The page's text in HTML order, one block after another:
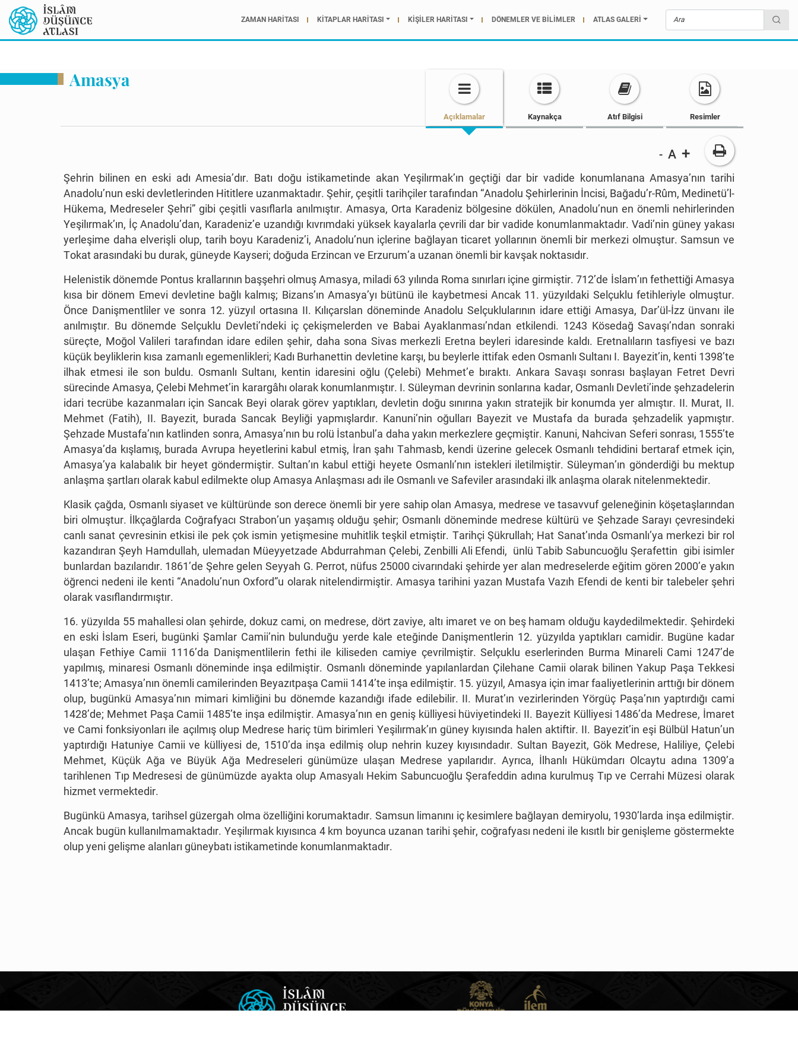
ZAMAN HARİTASI KİTAPLAR HARİTASI KİŞİLER HARİTASI DÖNEMLER VE BİLİMLER ATLAS GALERİ
Amasya
Açıklamalar Kaynakça Atıf Bilgisi Resimler
- A +
Şehrin bilinen en eski adı Amesia’dır. Batı doğu istikametinde akan Yeşilırmak’ın geçtiği dar bir vadide konumlanana Amasya’nın tarihi
Anadolu’nun eski devletlerinden Hititlere uzanmaktadır. Şehir, çeşitli tarihçiler tarafından “Anadolu Şehirlerinin İncisi, Bağadu’r-Rûm, Medinetü’l-
Hükema, Medreseler Şehri” gibi çeşitli vasıflarla anılmıştır. Amasya, Orta Karadeniz bölgesine dökülen, Anadolu’nun en önemli nehirlerinden
Yeşilırmak’ın, İç Anadolu’dan, Karadeniz’e uzandığı kıvrımdaki yüksek kayalarla çevrili dar bir vadide konumlanmaktadır. Vadi’nin güney yakası
yerleşime daha elverişli olup, tarih boyu Karadeniz’i, Anadolu’nun içlerine bağlayan ticaret yollarının önemli bir merkezi olmuştur. Samsun ve
Tokat arasındaki bu durak, güneyde Kayseri; doğuda Erzincan ve Erzurum’a uzanan önemli bir kavşak noktasıdır.
Helenistik dönemde Pontus krallarının başşehri olmuş Amasya, miladi 63 yılında Roma sınırları içine girmiştir. 712’de İslam’ın fethettiği Amasya
kısa bir dönem Emevi devletine bağlı kalmış; Bizans’ın Amasya’yı bütünü ile kaybetmesi Ancak 11. yüzyıldaki Selçuklu fetihleriyle olmuştur.
Önce Danişmentliler ve sonra 12. yüzyıl ortasına II. Kılıçarslan döneminde Anadolu Selçuklularının idare ettiği Amasya, Dar’ül-İzz ünvanı ile
anılmıştır. Bu dönemde Selçuklu Devleti’ndeki iç çekişmelerden ve Babai Ayaklanması’ndan etkilendi. 1243 Kösedağ Savaşı’ndan sonraki
süreçte, Moğol Valileri tarafından idare edilen şehir, daha sona Sivas merkezli Eretna beyleri idaresinde kaldı. Eretnalıların tasfiyesi ve bazı
küçük beyliklerin kısa zamanlı egemenlikleri; Kadı Burhanettin devletine karşı, bu beylerle ittifak eden Osmanlı Sultanı I. Bayezit’in, kenti 1398’te
ilhak etmesi ile son buldu. Osmanlı Sultanı, kentin idaresini oğlu (Çelebi) Mehmet’e bıraktı. Ankara Savaşı sonrası başlayan Fetret Devri
sürecinde Amasya, Çelebi Mehmet’in karargâhı olarak konumlanmıştır. I. Süleyman devrinin sonlarına kadar, Osmanlı Devleti’inde şehzadelerin
idari tecrübe kazanmaları için Sancak Beyi olarak görev yaptıkları, devletin doğu sınırına yakın stratejik bir konumda yer almıştır. II. Murat, II.
Mehmet (Fatih), II. Bayezit, burada Sancak Beyliği yapmışlardır. Kanuni’nin oğulları Bayezit ve Mustafa da burada şehzadelik yapmıştır.
Şehzade Mustafa’nın katlinden sonra, Amasya’nın bu rolü İstanbul’a daha yakın merkezlere geçmiştir. Kanuni, Nahcivan Seferi sonrası, 1555’te
Amasya’da kışlamış, burada Avrupa heyetlerini kabul etmiş, İran şahı Tahmasb, kendi üzerine gelecek Osmanlı tehdidini bertaraf etmek için,
Amasya’ya kalabalık bir heyet göndermiştir. Sultan’ın kabul ettiği heyete Osmanlı’nın istekleri iletilmiştir. Süleyman’ın gönderdiği bu mektup
anlaşma şartları olarak kabul edilmekte olup Amasya Anlaşması adı ile Osmanlı ve Safeviler arasındaki ilk anlaşma olarak nitelenmektedir.
Klasik çağda, Osmanlı siyaset ve kültüründe son derece önemli bir yere sahip olan Amasya, medrese ve tasavvuf geleneğinin köşetaşlarından
biri olmuştur. İlkçağlarda Coğrafyacı Strabon’un yaşamış olduğu şehir; Osmanlı döneminde medrese kültürü ve Şehzade Sarayı çevresindeki
canlı sanat çevresinin etkisi ile pek çok ismin yetişmesine muhitlik teşkil etmiştir. Tarihçi Şükrullah; Hat Sanat’ında Osmanlı’ya merkezi bir rol
kazandıran Şeyh Hamdullah, ulemadan Müeyyetzade Abdurrahman Çelebi, Zenbilli Ali Efendi, ünlü Tabib Sabuncuoğlu Şerafettin gibi isimler
bunlardan bazılarıdır. 1861’de Şehre gelen Seyyah G. Perrot, nüfus 25000 civarındaki şehirde yer alan medreselerde eğitim gören 2000’e yakın
öğrenci nedeni ile kenti “Anadolu’nun Oxford”u olarak nitelendirmiştir. Amasya tarihini yazan Mustafa Vazıh Efendi de kenti bir talebeler şehri
olarak vasıflandırmıştır.
16. yüzyılda 55 mahallesi olan şehirde, dokuz cami, on medrese, dört zaviye, altı imaret ve on beş hamam olduğu kaydedilmektedir. Şehirdeki
en eski İslam Eseri, bugünki Şamlar Camii’nin bulunduğu yerde kale eteğinde Danişmentlerin 12. yüzyılda yaptıkları camidir. Bugüne kadar
ulaşan Fethiye Camii 1116’da Danişmentlilerin fethi ile kiliseden camiye çevrilmiştir. Selçuklu eserlerinden Burma Minareli Cami 1247’de
yapılmış, minaresi Osmanlı döneminde inşa edilmiştir. Osmanlı döneminde yapılanlardan Çilehane Camii olarak bilinen Yakup Paşa Tekkesi
1413’te; Amasya’nın önemli camilerinden Beyazıtpaşa Camii 1414’te inşa edilmiştir. 15. yüzyıl, Amasya için imar faaliyetlerinin arttığı bir dönem
olup, bugünkü Amasya’nın mimari kimliğini bu dönemde kazandığı ifade edilebilir. II. Murat’ın vezirlerinden Yörgüç Paşa’nın yaptırdığı cami
1428’de; Mehmet Paşa Camii 1485’te inşa edilmiştir. Amasya’nın en geniş külliyesi hüviyetindeki II. Bayezit Külliyesi 1486’da Medrese, İmaret
ve Cami fonksiyonları ile açılmış olup Medrese hariç tüm birimleri Yeşilırmak’ın güney kıyısında halen aktiftir. II. Bayezit’in eşi Bülbül Hatun’un
yaptırdığı Hatuniye Camii ve külliyesi de, 1510’da inşa edilmiş olup nehrin kuzey kıyısındadır. Sultan Bayezit, Gök Medrese, Haliliye, Çelebi
Mehmet, Küçük Ağa ve Büyük Ağa Medreseleri günümüze ulaşan Medrese yapılarıdır. Ayrıca, İlhanlı Hükümdarı Olcaytu adına 1309’a
tarihlenen Tıp Medresesi de günümüzde ayakta olup Amasyalı Hekim Sabuncuoğlu Şerafeddin adına kurulmuş Tıp ve Cerrahi Müzesi olarak
hizmet vermektedir.
Bugünkü Amasya, tarihsel güzergah olma özelliğini korumaktadır. Samsun limanını iç kesimlere bağlayan demiryolu, 1930’larda inşa edilmiştir.
Ancak bugün kullanılmamaktadır. Yeşilırmak kıyısınca 4 km boyunca uzanan tarihi şehir, coğrafyası nedeni ile kısıtlı bir genişleme göstermekte
olup yeni gelişme alanları güneybatı istikametinde konumlanmaktadır.